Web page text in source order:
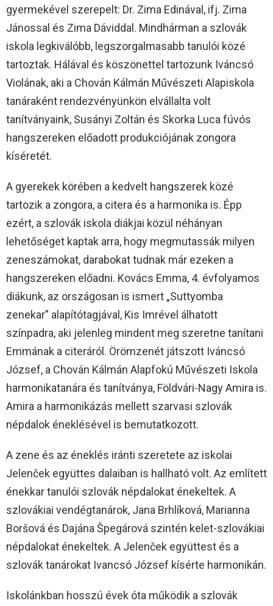
gyermekével szerepelt: Dr. Zima Edinával, ifj. Zima
Jánossal és Zima Dáviddal. Mindhárman a szlovák
iskola legkiválóbb, legszorgalmasabb tanulói közé
tartoztak. Hálával és köszönettel tartozunk Iváncsó
Violának, aki a Chován Kálmán Művészeti Alapiskola
tanáraként rendezvényünkön elvállalta volt
tanítványaink, Susányi Zoltán és Skorka Luca fúvós
hangszereken előadott produkciójának zongora
kíséretét.
A gyerekek körében a kedvelt hangszerek közé
tartozik a zongora, a citera és a harmonika is. Épp
ezért, a szlovák iskola diákjai közül néhányan
lehetőséget kaptak arra, hogy megmutassák milyen
zeneszámokat, darabokat tudnak már ezeken a
hangszereken előadni. Kovács Emma, 4. évfolyamos
diákunk, az országosan is ismert „Suttyomba
zenekar” alapítótagjával, Kis Imrével álhatott
színpadra, aki jelenleg mindent meg szeretne tanítani
Emmának a citeráról. Örömzenét játszott Iváncsó
József, a Chován Kálmán Alapfokú Művészeti Iskola
harmonikatanára és tanítványa, Földvári-Nagy Amira is.
Amira a harmonikázás mellett szarvasi szlovák
népdalok éneklésével is bemutatkozott.
A zene és az éneklés iránti szeretete az iskolai
Jelenček együttes dalaiban is hallható volt. Az említett
énekkar tanulói szlovák népdalokat énekeltek. A
szlovákiai vendégtanárok, Jana Brhlíková, Marianna
Boršová és Dajána Špegárová szintén kelet-szlovákiai
népdalokat énekeltek. A Jelenček együttest és a
szlovák tanárokat Ivancsó József kísérte harmonikán.
Iskolánkban hosszú évek óta működik a szlovák